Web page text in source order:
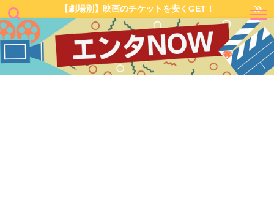
【劇場別】映画のチケットを安くGET！